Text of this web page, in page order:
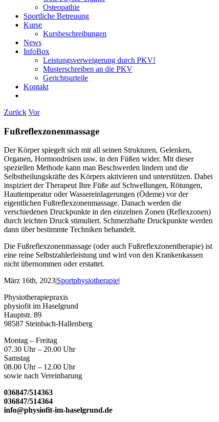
Osteopathie
Sportliche Betreuung
Kurse
Kursbeschreibungen
News
InfoBox
Leistungsverweigerung durch PKV!
Musterschreiben an die PKV
Gerichtsurteile
Kontakt
Zurück Vor
Fußreflexzonenmassage
Der Körper spiegelt sich mit all seinen Strukturen, Gelenken,
Organen, Hormondrüsen usw. in den Füßen wider. Mit dieser
speziellen Methode kann man Beschwerden lindern und die
Selbstheilungskräfte des Körpers aktivieren und unterstützen. Dabei
inspiziert der Therapeut Ihre Füße auf Schwellungen, Rötungen,
Hauttemperatur oder Wassereinlagerungen (Ödeme) vor der
eigentlichen Fußreflexzonenmassage. Danach werden die
verschiedenen Druckpunkte in den einzelnen Zonen (Reflexzonen)
durch leichten Druck stimuliert. Schmerzhafte Druckpunkte werden
dann über bestimmte Techniken behandelt.
Die Fußreflexzonenmassage (oder auch Fußreflexzonentherapie) ist
eine reine Selbstzahlerleistung und wird von den Krankenkassen
nicht übernommen oder erstattet.
März 16th, 2023|Sportphysiotherapie|
Physiotherapiepraxis
physiofit im Haselgrund
Hauptstr. 89
98587 Steinbach-Hallenberg
Montag – Freitag
07.30 Uhr – 20.00 Uhr
Samstag
08.00 Uhr – 12.00 Uhr
sowie nach Vereinbarung
036847/514363
036847/514364
info@physiofit-im-haselgrund.de